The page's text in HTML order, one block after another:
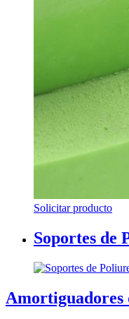
Solicitar producto
Soportes de
Amortiguadores